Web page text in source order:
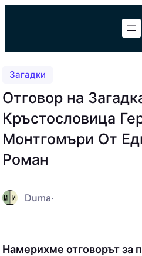
Загадки
Отговор на
Кръстословица
Монтгомъри От
Роман
Duma·
Намерихме отговорът за